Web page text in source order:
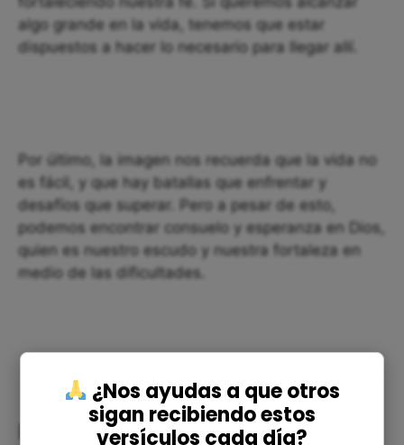
algo grande en la vida, tenemos que estar
dispuestos a hacer lo necesario para llegar allí.
Por último, la imagen nos recuerda que la vida no
es fácil, y que hay batallas que enfrentar y
desafíos que superar. Pero a pesar de esto,
podemos encontrar consuelo y esperanza en Dios,
quien es nuestro escudo y nuestra fortaleza en
medio de las dificultades.
Reflexiones
¿Nos ayudas a que otros
sigan recibiendo estos
versículos cada día?